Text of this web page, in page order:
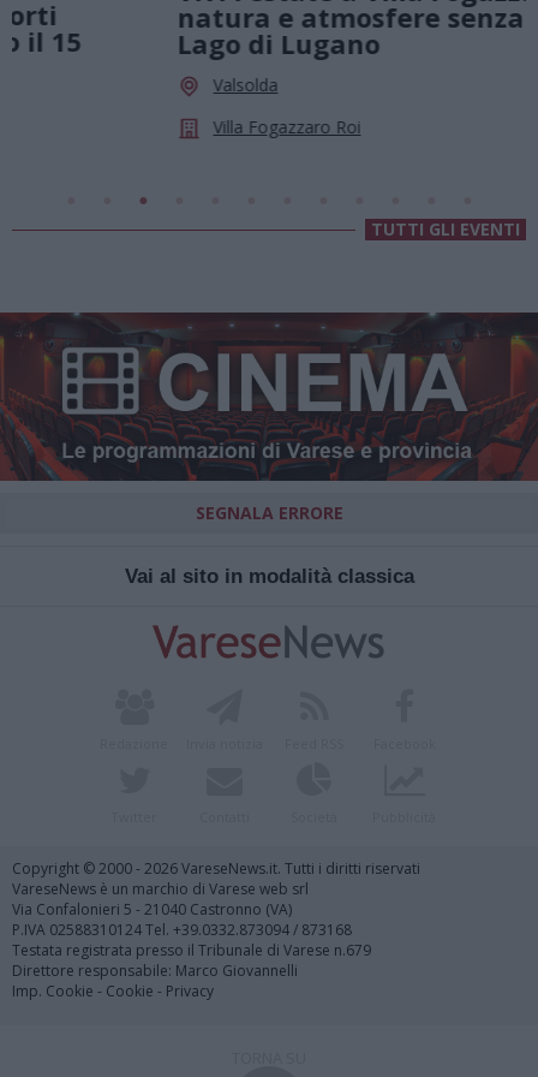
natura e atmosfere senza tempo sul
Lago di Lugano
Villa Fogazzaro Roi
TUTTI GLI EVENTI
SEGNALA ERRORE
Vai al sito in modalità classica
Copyright © 2000 - 2026 VareseNews.it. Tutti i diritti riservati
VareseNews è un marchio di Varese web srl
Via Confalonieri 5 - 21040 Castronno (VA)
P.IVA 02588310124 Tel. +39.0332.873094 / 873168
Testata registrata presso il Tribunale di Varese n.679
Direttore responsabile: Marco Giovannelli
Imp. Cookie - Cookie - Privacy